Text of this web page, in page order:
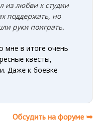
из любви к студии
поддержать, но
руки поиграть.
мне в итоге очень
квесты,
Даже к боевке
Обсудить на форуме ➥